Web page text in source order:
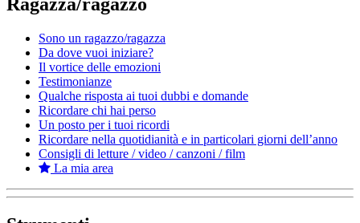
Sono un ragazzo/ragazza
Da dove vuoi iniziare?
Il vortice delle emozioni
Testimonianze
Qualche risposta ai tuoi dubbi e domande
Ricordare chi hai perso
Un posto per i tuoi ricordi
Ricordare nella quotidianità e in particolari giorni dell’anno
Consigli di letture / video / canzoni / film
La mia area